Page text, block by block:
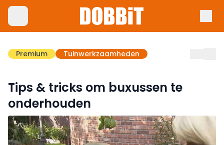
Premium Tuinwerkzaamheden
Tips & tricks om buxussen te
onderhouden